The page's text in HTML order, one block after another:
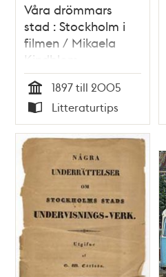
Våra drömmars
stad : Stockholm i
filmen / Mikaela
Kindblom
Tid
1897 till 2005
Typ
Litteraturtips